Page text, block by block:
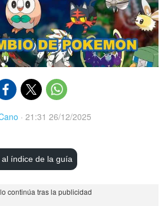
· 21:31 26/12/2025
al índice de la guía